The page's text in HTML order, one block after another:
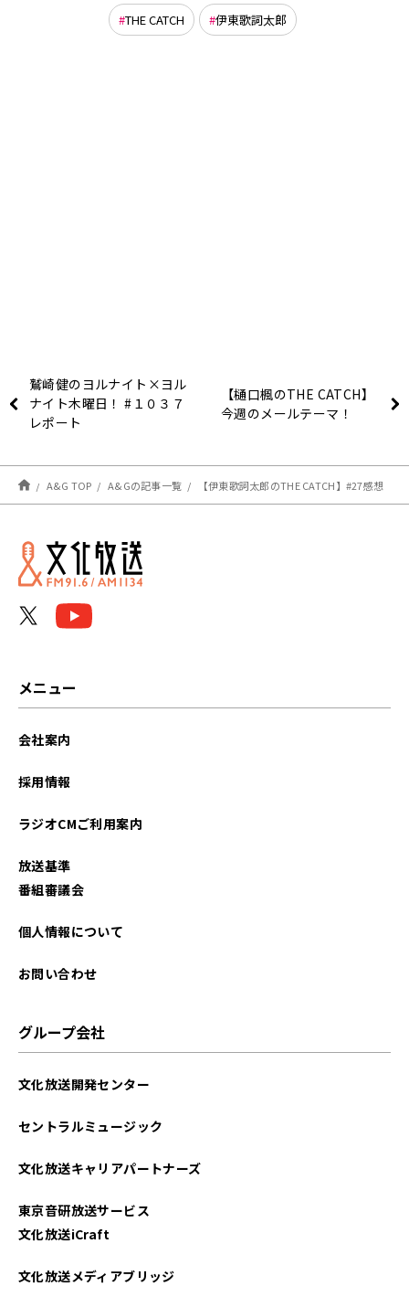
THE CATCH 伊東歌詞太郎
鷲崎健のヨルナイト×ヨル
ナイト木曜日！ #１０３７
レポート
【樋口楓のTHE CATCH】
今週のメールテーマ！
A&G TOP A&Gの記事一覧 【伊東歌詞太郎のTHE CATCH】#27感想
メニュー
会社案内
採用情報
ラジオCMご利用案内
放送基準
番組審議会
個人情報について
お問い合わせ
グループ会社
文化放送開発センター
セントラルミュージック
文化放送キャリアパートナーズ
東京音研放送サービス
文化放送iCraft
文化放送メディアブリッジ